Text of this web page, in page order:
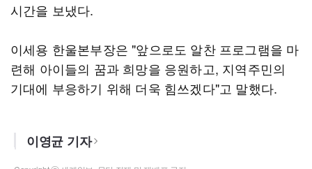
시간을 보냈다.
이세용 한울본부장은 "앞으로도 알찬 프로그램을 마
련해 아이들의 꿈과 희망을 응원하고, 지역주민의
기대에 부응하기 위해 더욱 힘쓰겠다"고 말했다.
이영균 기자